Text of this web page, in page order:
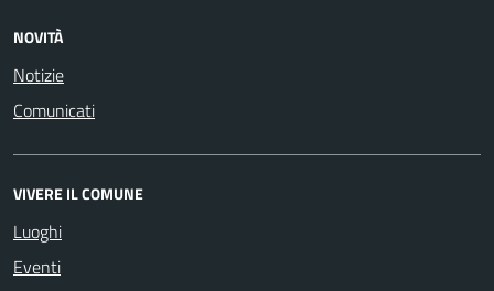
NOVITÀ
Notizie
Comunicati
VIVERE IL COMUNE
Luoghi
Eventi